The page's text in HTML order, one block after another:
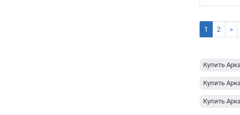
1 2 >
Купить
Купить
Купить